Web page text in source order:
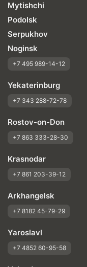
Mytishchi
Podolsk
Serpukhov
Noginsk
+7 495 989-14-12
Yekaterinburg
+7 343 288-72-78
Rostov-on-Don
+7 863 333-28-30
Krasnodar
+7 861 203-39-12
Arkhangelsk
+7 8182 45-79-29
Yaroslavl
+7 4852 60-95-58